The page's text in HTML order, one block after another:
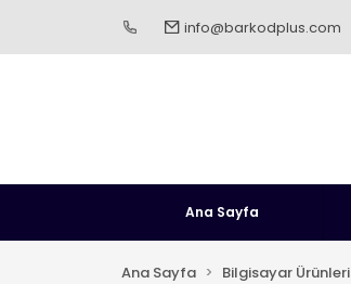
info@barkodplus.com
Ana Sayfa
Ana Sayfa Bilgisayar Ürünleri